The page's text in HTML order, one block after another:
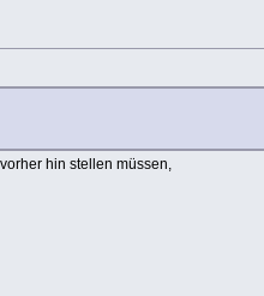
hin stellen müssen,